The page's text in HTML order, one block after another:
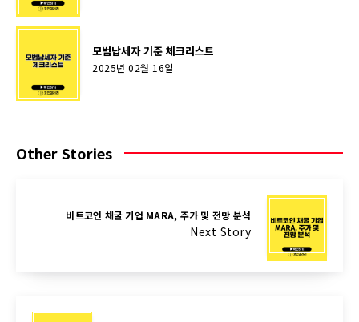
모범납세자 기준 체크리스트
2025년 02월 16일
Other Stories
비트코인 채굴 기업 MARA, 주가 및 전망 분석
Next Story